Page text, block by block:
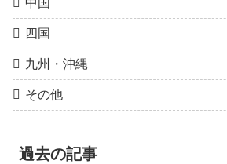
中国
四国
九州・沖縄
その他
過去の記事